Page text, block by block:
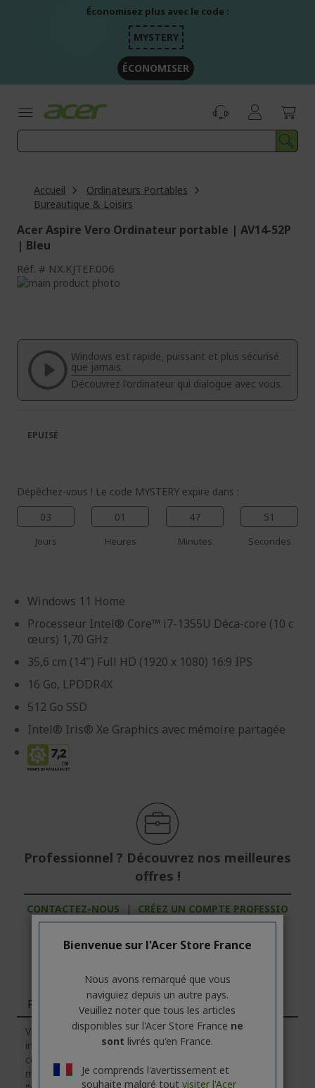
Économisez plus avec le code :
MYSTERY
ÉCONOMISER
Accueil
Ordinateurs Portables
Bureautique & Loisirs
Acer Aspire Vero Ordinateur portable | AV14-52P
| Bleu
Réf. NX.KJTEF.006
Passer
de
galerie
d’images
de
Galerie
d’images
Windows est rapide, puissant et plus sécurisé
que jamais.
Découvrez l'ordinateur qui dialogue avec vous.
Dépêchez-vous ! Le code MYSTERY expire dans :
03
Jours
01
Heures
47
Minutes
51
Secondes
Windows 11 Home
Processeur Intel® Core™ i7-1355U Déca-core (10 c
œurs) 1,70 GHz
35,6 cm (14") Full HD (1920 x 1080) 16:9 IPS
16 Go, LPDDR4X
512 Go SSD
Intel® Iris® Xe Graphics avec mémoire partagée
Professionnel ? Découvrez nos meilleures
offres !
CONTACTEZ-NOUS |
CRÉEZ UN COMPTE PROFESSIO
NNEL
EPUISÉ
Fonctions
Veuillez noter que l'onglet"Fonctions" contient des
informations générales sur la série des produits. Pour
connaître les caractéristiques techniques exactes du
modèle sélectionné, veuillezcliquersur l'onglet
Bienvenue sur l'Acer Store France
Nous avons remarqué que vous
naviguiez depuis un autre pays.
Veuillez noter que tous les articles
disponibles sur l'Acer Store France ne
sont livrés qu'en France.
Je comprends l'avertissement et
souhaite malgré tout visiter l'Acer